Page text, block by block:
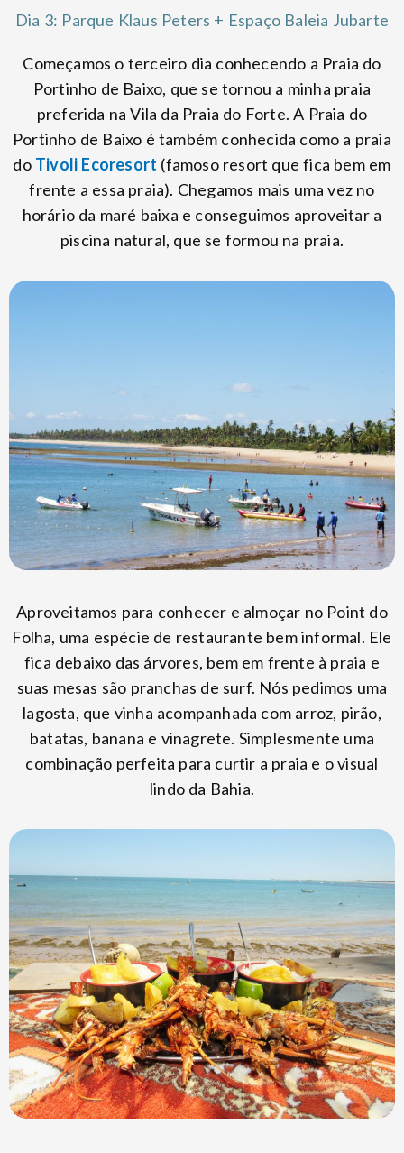
Dia 3: Parque Klaus Peters + Espaço Baleia Jubarte
Começamos o terceiro dia conhecendo a Praia do
Portinho de Baixo, que se tornou a minha praia
preferida na Vila da Praia do Forte. A Praia do
Portinho de Baixo é também conhecida como a praia
do Tivoli Ecoresort (famoso resort que fica bem em
frente a essa praia). Chegamos mais uma vez no
horário da maré baixa e conseguimos aproveitar a
piscina natural, que se formou na praia.
Aproveitamos para conhecer e almoçar no Point do
Folha, uma espécie de restaurante bem informal. Ele
fica debaixo das árvores, bem em frente à praia e
suas mesas são pranchas de surf. Nós pedimos uma
lagosta, que vinha acompanhada com arroz, pirão,
batatas, banana e vinagrete. Simplesmente uma
combinação perfeita para curtir a praia e o visual
lindo da Bahia.